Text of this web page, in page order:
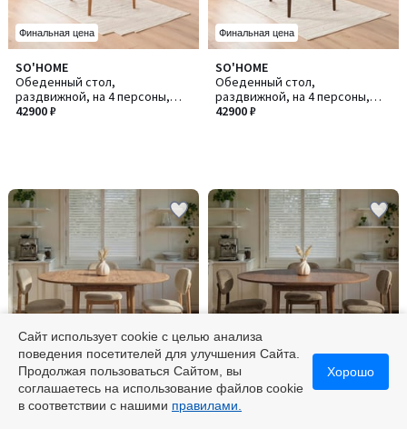
Финальная цена
SO'HOME
Обеденный стол,
раздвижной, на 4 персоны,
Vina / Вина
42900 ₽
Финальная цена
SO'HOME
Обеденный стол,
раздвижной, на 4 персоны,
Vina / Вина 139
42900 ₽
Финальная цена
SO'HOME
Обеденный стол,
SO'HOME
Обеденный стол,
Сайт использует cookie с целью анализа
поведения посетителей для улучшения Сайта.
Продолжая пользоваться Сайтом, вы
соглашаетесь на использование файлов cookie
в соответствии с нашими правилами.
Хорошо